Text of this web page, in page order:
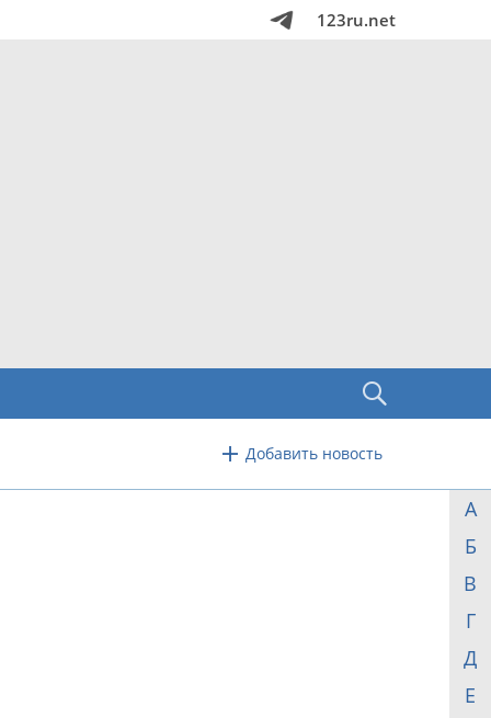
123ru.net
Добавить новость
А
Б
В
Г
Д
Е